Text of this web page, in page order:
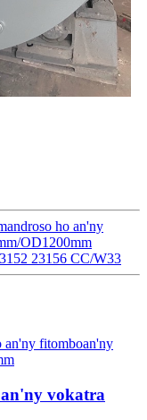
ho an'ny
OD1200mm
23156 CC/W33
vokatra